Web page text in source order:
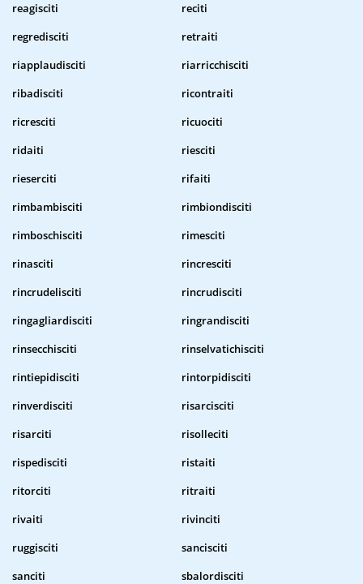
reagisciti
reciti
regredisciti
retraiti
riapplaudisciti
riarricchisciti
ribadisciti
ricontraiti
ricresciti
ricuociti
ridaiti
riesciti
rieserciti
rifaiti
rimbambisciti
rimbiondisciti
rimboschisciti
rimesciti
rinasciti
rincresciti
rincrudelisciti
rincrudisciti
ringagliardisciti
ringrandisciti
rinsecchisciti
rinselvatichisciti
rintiepidisciti
rintorpidisciti
rinverdisciti
risarcisciti
risarciti
risolleciti
rispedisciti
ristaiti
ritorciti
ritraiti
rivaiti
rivinciti
ruggisciti
sancisciti
sanciti
sbalordisciti